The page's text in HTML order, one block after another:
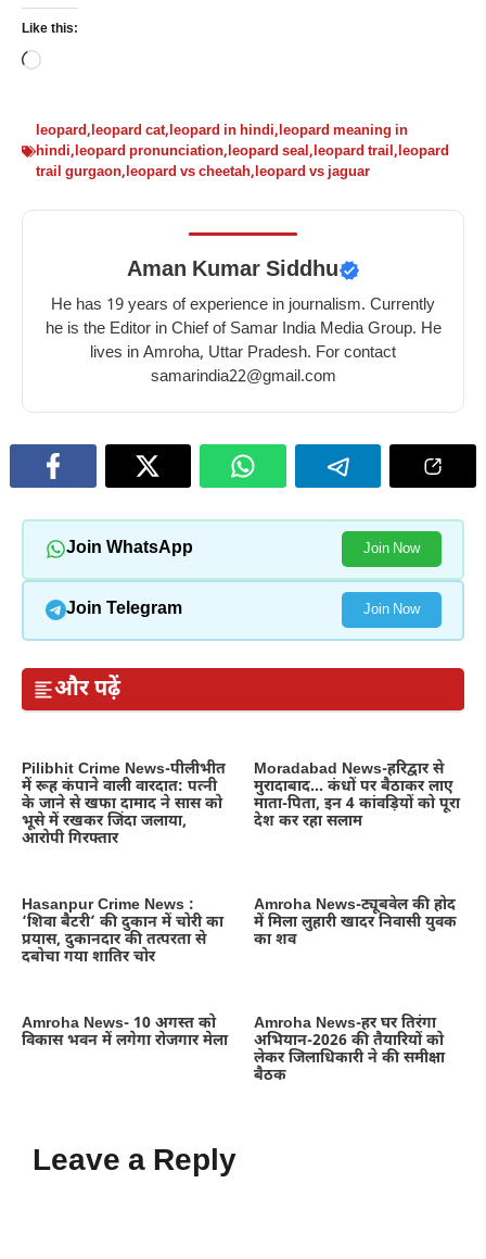
Like this:
Loading…
leopard,leopard cat,leopard in hindi,leopard meaning in
hindi,leopard pronunciation,leopard seal,leopard trail,leopard
trail gurgaon,leopard vs cheetah,leopard vs jaguar
Aman Kumar Siddhu
He has 19 years of experience in journalism. Currently
he is the Editor in Chief of Samar India Media Group. He
lives in Amroha, Uttar Pradesh. For contact
samarindia22@gmail.com
Join WhatsApp Join Now
Join Telegram Join Now
और पढ़ें
Pilibhit Crime News-पीलीभीत
में रूह कंपाने वाली वारदात: पत्नी
के जाने से खफा दामाद ने सास को
भूसे में रखकर जिंदा जलाया,
आरोपी गिरफ्तार
Moradabad News-हरिद्वार से
मुरादाबाद… कंधों पर बैठाकर लाए
माता-पिता, इन 4 कांवड़ियों को पूरा
देश कर रहा सलाम
Hasanpur Crime News :
‘शिवा बैटरी’ की दुकान में चोरी का
प्रयास, दुकानदार की तत्परता से
दबोचा गया शातिर चोर
Amroha News-ट्यूबवेल की होद
में मिला लुहारी खादर निवासी युवक
का शव
Amroha News- 10 अगस्त को
विकास भवन में लगेगा रोजगार मेला
Amroha News-हर घर तिरंगा
अभियान-2026 की तैयारियों को
लेकर जिलाधिकारी ने की समीक्षा
बैठक
Leave a Reply